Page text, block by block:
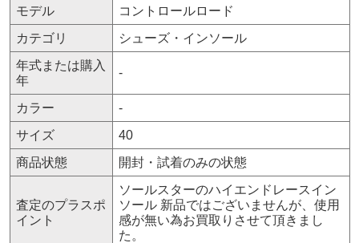
モデル
コントロールロード
カテゴリ
シューズ・インソール
年式または購入
年
-
カラー
-
サイズ
40
商品状態
開封・試着のみの状態
査定のプラスポ
イント
ソールスターのハイエンドレースイン
ソール 新品ではございませんが、使用
感が無い為お買取りさせて頂きまし
た。